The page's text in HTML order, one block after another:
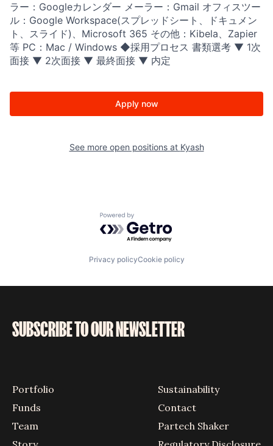
ラー：Googleカレンダー メーラー：Gmail オフィスツー
ル：Google Workspace(スプレッドシート、ドキュメン
ト、スライド)、Microsoft 365 その他：Kibela、Zapier
等 PC：Mac / Windows ◆採用プロセス 書類選考 ▼ 1次
面接 ▼ 2次面接 ▼ 最終面接 ▼ 内定
Apply now
See more open positions at Kyash
Powered by Getro.com
Privacy policyCookie policy
SUBSCRIBE TO OUR NEWSLETTER
Portfolio
Funds
Team
Sustainability
Contact
Partech Shaker